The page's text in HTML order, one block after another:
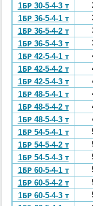
1БР 30-5-4-3 т
1БР 36-5-4-1 т
1БР 36-5-4-2 т
1БР 36-5-4-3 т
1БР 42-5-4-1 т
1БР 42-5-4-2 т
1БР 42-5-4-3 т
1БР 48-5-4-1 т
1БР 48-5-4-2 т
1БР 48-5-4-3 т
1БР 54-5-4-1 т
1БР 54-5-4-2 т
1БР 54-5-4-3 т
1БР 60-5-4-1 т
1БР 60-5-4-2 т
1БР 60-5-4-3 т